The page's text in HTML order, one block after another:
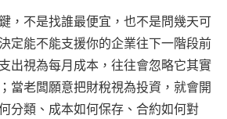
，不是找誰最便宜，也不是問幾天可
定能不能支援你的企業往下一階段前
出視為每月成本，往往會忽略它其實
當老闆願意把財稅視為投資，就會開
分類、成本如何保存、合約如何對